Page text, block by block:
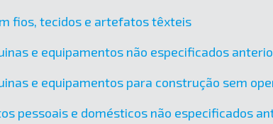
fios, tecidos e artefatos têxteis
e equipamentos não especificados
e equipamentos para construção sem
pessoais e domésticos não especificados